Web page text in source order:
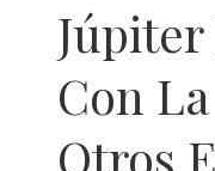
Con
Otros